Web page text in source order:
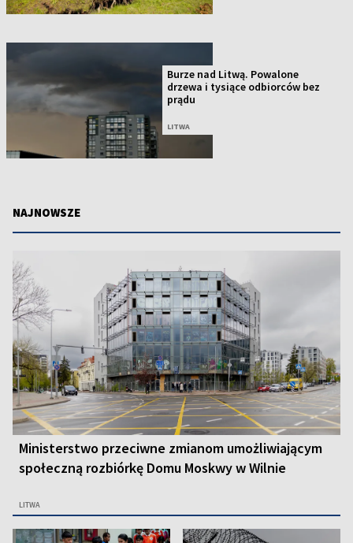
Burze nad Litwą. Powalone
drzewa i tysiące odbiorców bez
prądu
LITWA
NAJNOWSZE
Ministerstwo przeciwne zmianom umożliwiającym
społeczną rozbiórkę Domu Moskwy w Wilnie
LITWA